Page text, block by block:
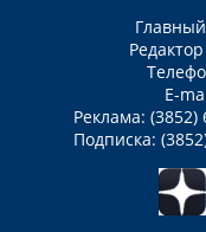
E-
Реклама: (3852)
Подписка: